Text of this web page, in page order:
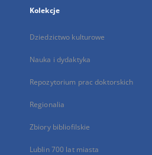
Kolekcje
Dziedzictwo kulturowe
Nauka i dydaktyka
Repozytorium prac doktorskich
Regionalia
Zbiory bibliofilskie
Lublin 700 lat miasta